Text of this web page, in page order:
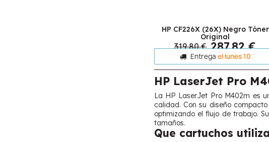
HP CF226X (26X) Negro Tóner
Original
319,80 € 287,82 €
Entrega el lunes 10
HP LaserJet Pro
La HP LaserJet Pro M402m es
calidad. Con su diseño
optimizando el flujo de trabajo.
tamaños.
Que cartuchos